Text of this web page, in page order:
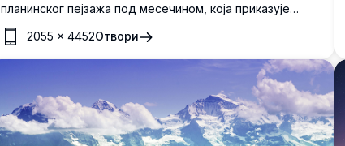
планинског пејзажа под месечином, која приказује
живописно ноћно небо са сјајним пуним месецом.
Сцена укључује валовите брежуљке украшене дивљим
цвећем, спокојну долину са трепћућим светлима села
и високе планине под звезданим небом пурпурне
нијансе. Савршено за љубитеље природе и
ентузијасте уметности који траже задивљујуће,
висококвалитетно дигитално уметничко дело за
позадине или отиске.
2055 ×4452Отвори